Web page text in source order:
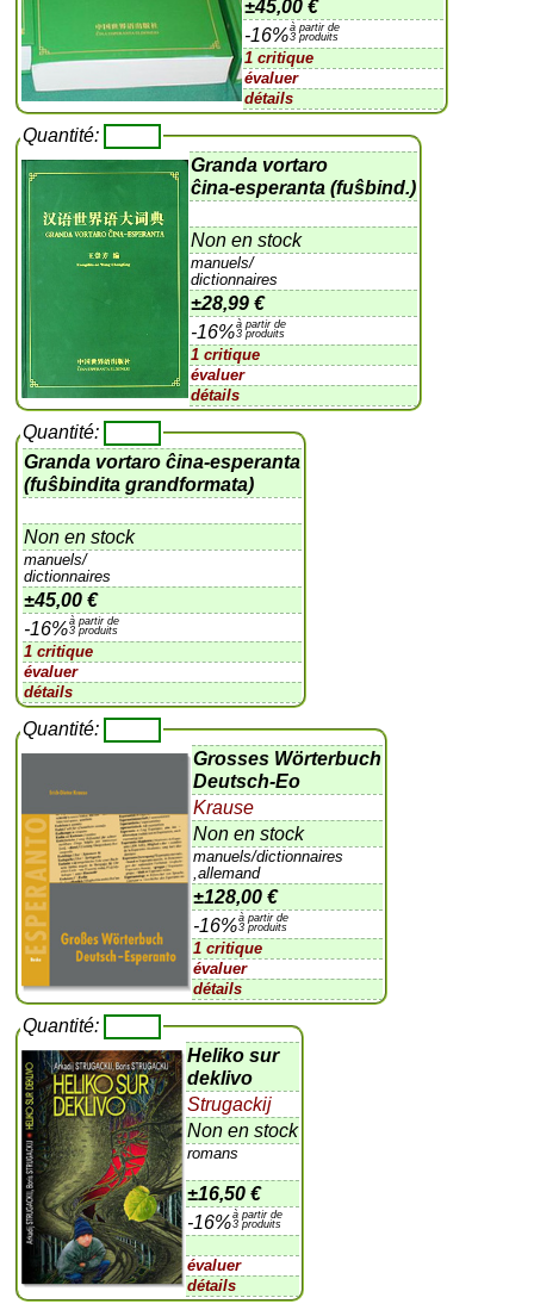
±45,00 €
-16%à partir de
3 produits
1 critique
évaluer
détails
Quantité:
Granda vortaro
ĉina-esperanta (fuŝbind.)
Non en stock
manuels/
dictionnaires
±28,99 €
-16%à partir de
3 produits
1 critique
évaluer
détails
Quantité:
Granda vortaro ĉina-esperanta
(fuŝbindita grandformata)
Non en stock
manuels/
dictionnaires
±45,00 €
-16%à partir de
3 produits
1 critique
évaluer
détails
Quantité:
Grosses Wörterbuch
Deutsch-Eo
Krause
Non en stock
manuels/dictionnaires
,allemand
±128,00 €
-16%à partir de
3 produits
1 critique
évaluer
détails
Quantité:
Heliko sur
deklivo
Strugackij
Non en stock
romans
±16,50 €
-16%à partir de
3 produits
évaluer
détails